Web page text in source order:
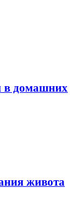
в домашних
живота